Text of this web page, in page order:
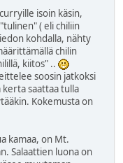
isoin käsin,
( eli chiliin
kohdalla, nähty
chilin
kiitos" ..
soosin jatkoksi
kerta saattaa tulla
Kokemusta on
kamaa, on Mt.
Salaattien luona on